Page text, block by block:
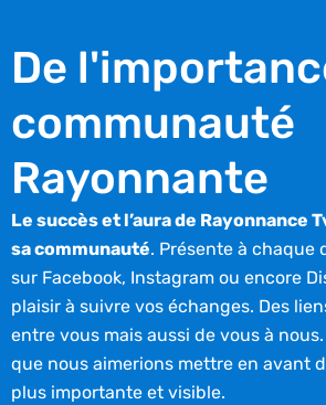
De
communauté
Rayonnante
Le succès et l’aura de Rayonnance
sa communauté. Présente à chaque
sur Facebook, Instagram ou encore
plaisir à suivre vos échanges. Des
entre vous mais aussi de vous à nous.
que nous aimerions mettre en avant
plus importante et visible.